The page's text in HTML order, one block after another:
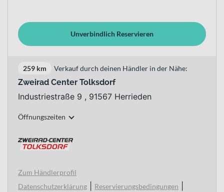
Unverbindlich Reservieren
259 km Verkauf durch deinen Händler in der Nähe:
Zweirad Center Tolksdorf
Industriestraße 9 , 91567 Herrieden
Öffnungszeiten
Zum Händlerprofil
Datenschutzerklärung
Reservierungsbedingungen